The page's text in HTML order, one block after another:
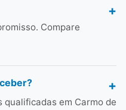
Compare
em Carmo de